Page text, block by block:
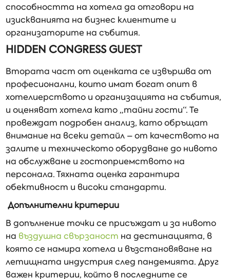
способността на хотела да отговори на
изискванията на бизнес клиентите и
организаторите на събития.
HIDDEN CONGRESS GUEST
Втората част от оценката се извършва от
професионални, които имат богат опит в
хотелиерството и организацията на събития,
и оценяват хотела като „тайни гости“. Те
провеждат подробен анализ, като обръщат
внимание на всеки детайл – от качеството на
залите и техническото оборудване до нивото
на обслужване и гостоприемството на
персонала. Тяхната оценка гарантира
обективност и високи стандарти.
Допълнителни критерии
В допълнение точки се присъждат и за нивото
на въздушна свързаност на дестинацията, в
която се намира хотела и възстановяване на
летищната индустрия след пандемията. Друг
важен критерии, който в последните се